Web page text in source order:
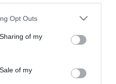
app uses one or more Google
behaviour. You may click to
and its third-party tags to
purposes in below Google
Opt Outs
of my
of my